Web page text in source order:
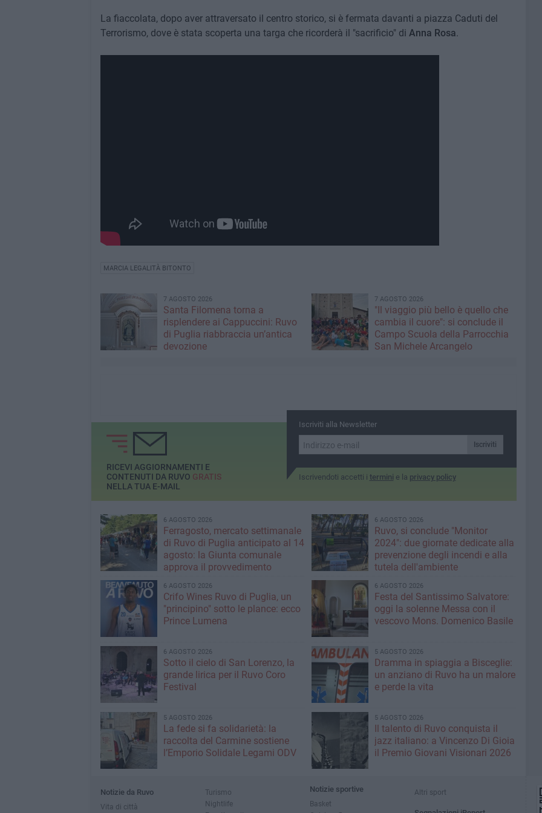
La fiaccolata, dopo aver attraversato il centro storico, si è fermata davanti a piazza Caduti del
Terrorismo, dove è stata scoperta una targa che ricorderà il "sacrificio" di Anna Rosa.
MARCIA LEGALITÀ BITONTO
7 AGOSTO 2026
Santa Filomena torna a
risplendere ai Cappuccini: Ruvo
di Puglia riabbraccia un’antica
devozione
7 AGOSTO 2026
"Il viaggio più bello è quello che
cambia il cuore": si conclude il
Campo Scuola della Parrocchia
San Michele Arcangelo
Iscriviti alla Newsletter
Iscriviti
Iscrivendoti accetti i termini e la privacy policy
RICEVI AGGIORNAMENTI E
CONTENUTI DA RUVO GRATIS
NELLA TUA E-MAIL
6 AGOSTO 2026
Ferragosto, mercato settimanale
di Ruvo di Puglia anticipato al 14
agosto: la Giunta comunale
approva il provvedimento
6 AGOSTO 2026
Ruvo, si conclude "Monitor
2024": due giornate dedicate alla
prevenzione degli incendi e alla
tutela dell'ambiente
6 AGOSTO 2026
Crifo Wines Ruvo di Puglia, un
"principino" sotto le plance: ecco
Prince Lumena
6 AGOSTO 2026
Festa del Santissimo Salvatore:
oggi la solenne Messa con il
vescovo Mons. Domenico Basile
6 AGOSTO 2026
Sotto il cielo di San Lorenzo, la
grande lirica per il Ruvo Coro
Festival
5 AGOSTO 2026
Dramma in spiaggia a Bisceglie:
un anziano di Ruvo ha un malore
e perde la vita
5 AGOSTO 2026
La fede si fa solidarietà: la
raccolta del Carmine sostiene
l’Emporio Solidale Legami ODV
5 AGOSTO 2026
Il talento di Ruvo conquista il
jazz italiano: a Vincenzo Di Gioia
il Premio Giovani Visionari 2026
Notizie da Ruvo
Vita di città
Turismo
Nightlife
Notizie sportive
Basket
Altri sport